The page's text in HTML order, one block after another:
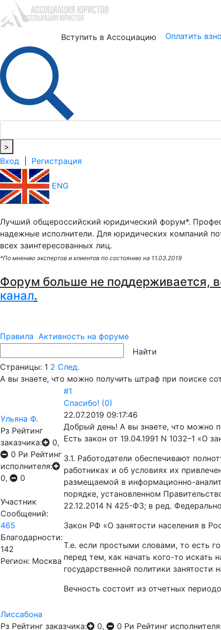
Вступить в Ассоциацию Оплатить
>
Вход
Регистрация
ENG
Лучший общероссийский юридический форум*.
надежные исполнители. Для юридических компаний
всех заинтересованных лиц.
*По мнению экспертов и клиентов по состоянию на 11.03.2019
Форум больше не поддерживается,
канал.
Правила Активность на форуме
Страницы: 1 2 След.
А вы знаете, что можно получить штраф при поиске
Ульяна Ф.
Рз Рейтинг
заказчика:
0,
0 Ри Рейтинг
исполнителя:
0,
0
Участник
Сообщений:
465
Благодарности:
142
Регион: Москва
#1
Спасибо! (0)
22.07.2019 09:17:46
Добрый день! А вы знаете, что можно
Есть закон от 19.04.1991 N 1032–1 «О
3.1. Работодатели обеспечивают
работниках и об условиях их
размещаемой в информационно-
порядке, установленном
22.12.2014 N 425-ФЗ; в ред.
Закон РФ «О занятости населения в
Т.е. если простыми словами, то есть
перед тем, как начать кого-то искать
государственной политики занятости
Вечность состоит из отчетных
Лиссабона
Рз Рейтинг заказчика: 0, 0 Ри Рейтинг